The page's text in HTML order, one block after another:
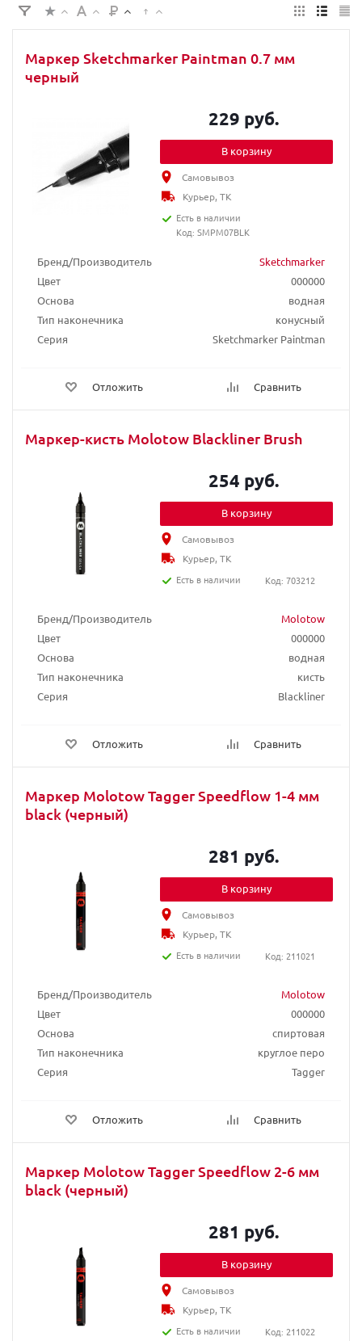
Маркер Sketchmarker Paintman 0.7 мм
черный
Бренд/Производитель
Sketchmarker
Цвет
000000
Основа
водная
Тип наконечника
конусный
Серия
Sketchmarker Paintman
Отложить Сравнить
229 руб.
В корзину
Самовывоз
Курьер, ТК
Есть в наличии
Код: SMPM07BLK
Маркер-кисть Molotow Blackliner Brush
Бренд/Производитель
Molotow
Цвет
000000
Основа
водная
Тип наконечника
кисть
Серия
Blackliner
Отложить Сравнить
254 руб.
В корзину
Самовывоз
Курьер, ТК
Есть в наличии
Код: 703212
Маркер Molotow Tagger Speedflow 1-4 мм
black (черный)
Бренд/Производитель
Molotow
Цвет
000000
Основа
спиртовая
Тип наконечника
круглое перо
Серия
Tagger
Отложить Сравнить
281 руб.
В корзину
Самовывоз
Курьер, ТК
Есть в наличии
Код: 211021
Маркер Molotow Tagger Speedflow 2-6 мм
black (черный)
281 руб.
В корзину
Самовывоз
Курьер, ТК
Есть в наличии
Код: 211022